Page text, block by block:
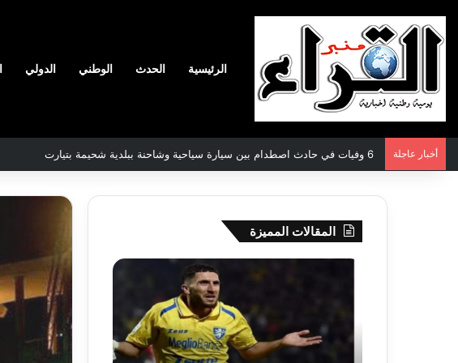
الرئيسية الحدث الوطني الدولي
أخبار عاجلة
المقالات المميزة
الجزائري